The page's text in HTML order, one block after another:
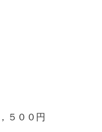
５００円